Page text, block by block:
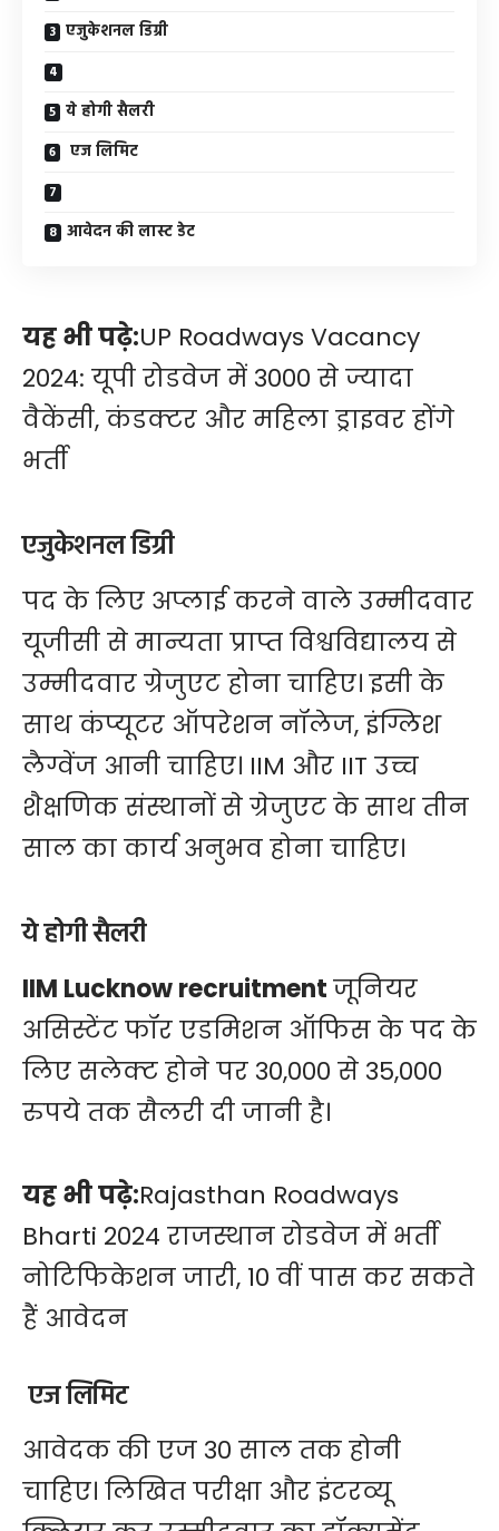
एजुकेशनल डिग्री
ये होगी सैलरी
एज लिमिट
आवेदन की लास्ट डेट
यह भी पढ़े:UP Roadways Vacancy
2024: यूपी रोडवेज में 3000 से ज्यादा
वैकेंसी, कंडक्टर और महिला ड्राइवर होंगे
भर्ती
एजुकेशनल डिग्री
पद के लिए अप्लाई करने वाले उम्मीदवार
यूजीसी से मान्यता प्राप्त विश्वविद्यालय से
उम्मीदवार ग्रेजुएट होना चाहिए। इसी के
साथ कंप्यूटर ऑपरेशन नॉलेज, इंग्लिश
लैग्वेंज आनी चाहिए। IIM और IIT उच्च
शैक्षणिक संस्थानों से ग्रेजुएट के साथ तीन
साल का कार्य अनुभव होना चाहिए।
ये होगी सैलरी
IIM Lucknow recruitmentजूनियर
असिस्टेंट फॉर एडमिशन ऑफिस के पद के
लिए सलेक्ट होने पर 30,000 से 35,000
रुपये तक सैलरी दी जानी है।
यह भी पढ़े:Rajasthan Roadways
Bharti 2024 राजस्थान रोडवेज में भर्ती
नोटिफिकेशन जारी, 10 वीं पास कर सकते
हैं आवेदन
एज लिमिट
आवेदक की एज 30 साल तक होनी
चाहिए। लिखित परीक्षा और इंटरव्यू